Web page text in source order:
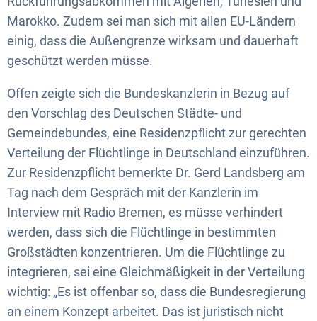
Marokko. Zudem sei man sich mit allen EU-Ländern
einig, dass die Außengrenze wirksam und dauerhaft
geschützt werden müsse.
Offen zeigte sich die Bundeskanzlerin in Bezug auf
den Vorschlag des Deutschen Städte- und
Gemeindebundes, eine Residenzpflicht zur gerechten
Verteilung der Flüchtlinge in Deutschland einzuführen.
Zur Residenzpflicht bemerkte Dr. Gerd Landsberg am
Tag nach dem Gespräch mit der Kanzlerin im
Interview mit Radio Bremen, es müsse verhindert
werden, dass sich die Flüchtlinge in bestimmten
Großstädten konzentrieren. Um die Flüchtlinge zu
integrieren, sei eine Gleichmäßigkeit in der Verteilung
wichtig: „Es ist offenbar so, dass die Bundesregierung
an einem Konzept arbeitet. Das ist juristisch nicht